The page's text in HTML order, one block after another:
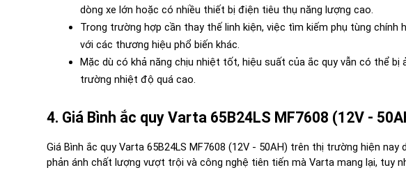
dòng xe lớn hoặc có nhiều thiết bị điện tiêu thụ năng lượng cao.
Trong trường hợp cần thay thế linh kiện, việc tìm kiếm phụ tùng chính
với các thương hiệu phổ biến khác.
Mặc dù có khả năng chịu nhiệt tốt, hiệu suất của ắc quy vẫn có thể
trường nhiệt độ quá cao.
4. Giá Bình ắc quy Varta 65B24LS MF7608 (12V -
Giá Bình ắc quy Varta 65B24LS MF7608 (12V - 50AH) trên thị trường hiện
phản ánh chất lượng vượt trội và công nghệ tiên tiến mà Varta mang lại, tuy